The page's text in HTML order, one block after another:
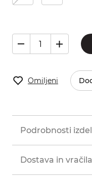
Omiljeni
Podrobnosti
Dostava in